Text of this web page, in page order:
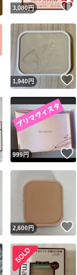
いいね！
3,080円
いいね！
1,940円
いいね！
999円
いいね！
2,600円